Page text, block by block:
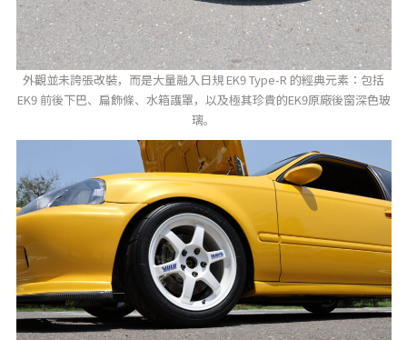
外觀並未誇張改裝，而是大量融入日規 EK9 Type-R 的經典元素：包括
EK9 前後下巴、扁飾條、水箱護罩，以及極其珍貴的EK9原廠後窗深色玻
璃。